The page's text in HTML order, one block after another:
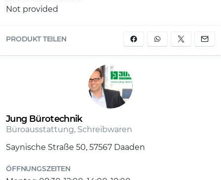
Not provided
PRODUKT TEILEN
Jung Bürotechnik
Büroausstattung, Schreibwaren
Saynische Straße 50, 57567 Daaden
ÖFFNUNGSZEITEN